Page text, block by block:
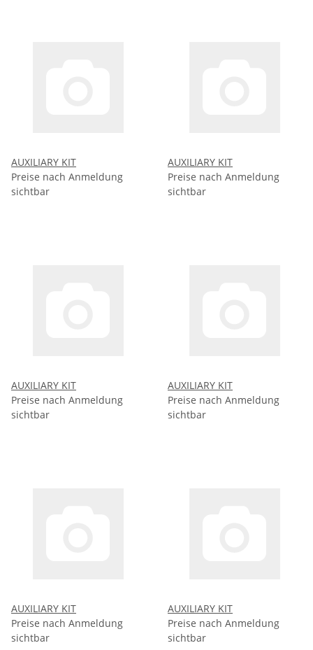
AUXILIARY KIT
Preise nach Anmeldung
sichtbar
AUXILIARY KIT
Preise nach Anmeldung
sichtbar
AUXILIARY KIT
Preise nach Anmeldung
sichtbar
AUXILIARY KIT
Preise nach Anmeldung
sichtbar
AUXILIARY KIT
Preise nach Anmeldung
sichtbar
AUXILIARY KIT
Preise nach Anmeldung
sichtbar